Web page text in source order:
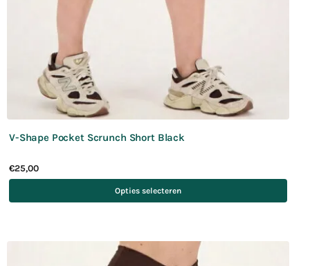
V-Shape Pocket Scrunch Short Black
€25,00
Opties selecteren